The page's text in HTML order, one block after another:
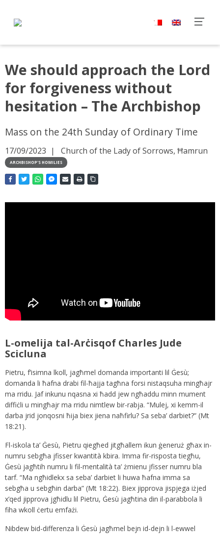
We should approach the Lord
for forgiveness without
hesitation – The Archbishop
Mass on the 24th Sunday of Ordinary Time
17/09/2023 Church of the Lady of Sorrows, Ħamrun
ARCHBISHOP'S HOMILIES
L-omelija tal-Arċisqof Charles Jude
Scicluna
Pietru, f’isimna lkoll, jagħmel domanda importanti lil Ġesù;
domanda li ħafna drabi fil-ħajja tagħna forsi nistaqsuha mingħajr
ma rridu. Jaf inkunu nqasna xi ħadd jew ngħaddu minn mument
diffiċli u mingħajr ma rridu nimtlew bir-rabja. “Mulej, xi kemm-il
darba jrid jonqosni ħija biex jiena naħfirlu? Sa seba’ darbiet?” (Mt
18:21).
Fl-iskola ta’ Ġesù, Pietru qiegħed jitgħallem ikun ġeneruż għax in-
numru sebgħa jfisser kwantità kbira. Imma fir-risposta tiegħu,
Ġesù jagħtih numru li fil-mentalità ta’ żmienu jfisser numru bla
tarf. “Ma ngħidlekx sa seba’ darbiet li huwa ħafna imma sa
sebgħa u sebgħin darba” (Mt 18:22). Biex jipprova jispjega iżjed
x’qed jipprova jgħidlu lil Pietru, Ġesù jagħtina din il-parabbola li
fiha wkoll ċertu emfażi.
Nibdew bid-differenza li Ġesù jagħmel bejn id-dejn li l-ewwel